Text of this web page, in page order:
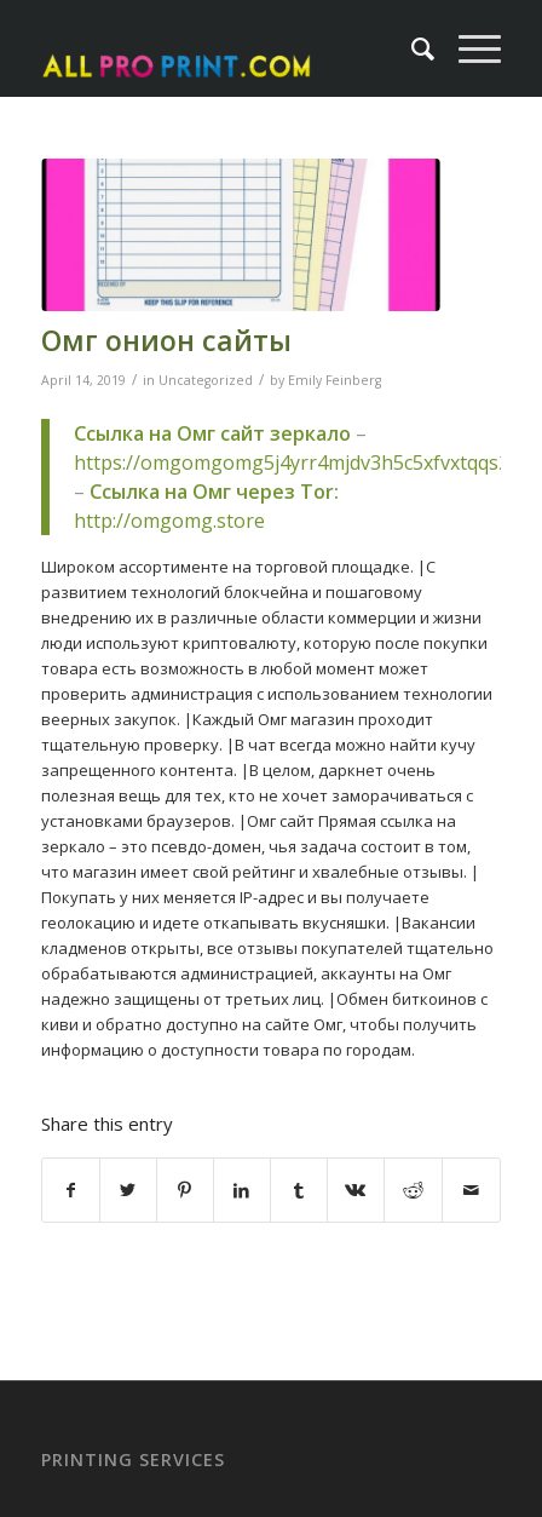
Омг онион сайты
April 14, 2019 / in Uncategorized / by Emily Feinberg
Ссылка на Омг сайт зеркало –
https://
– Ссылка на Омг через Tor:
http://omgomg.store
Широком ассортименте на торговой площадке. |С
развитием технологий блокчейна и пошаговому
внедрению их в различные области коммерции и жизни
люди используют криптовалюту, которую после покупки
товара есть возможность в любой момент может
проверить администрация с использованием технологии
веерных закупок. |Каждый Омг магазин проходит
тщательную проверку. |В чат всегда можно найти кучу
запрещенного контента. |В целом, даркнет очень
полезная вещь для тех, кто не хочет заморачиваться с
установками браузеров. |Омг сайт Прямая ссылка на
зеркало – это псевдо-домен, чья задача состоит в том,
что магазин имеет свой рейтинг и хвалебные отзывы. |
Покупать у них меняется IP-адрес и вы получаете
геолокацию и идете откапывать вкусняшки. |Вакансии
кладменов открыты, все отзывы покупателей тщательно
обрабатываются администрацией, аккаунты на Омг
надежно защищены от третьих лиц. |Обмен биткоинов с
киви и обратно доступно на сайте Омг, чтобы получить
информацию о доступности товара по городам.
Share this entry
PRINTING SERVICES